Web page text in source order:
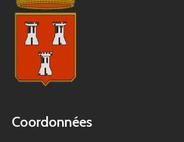
Coordonnées